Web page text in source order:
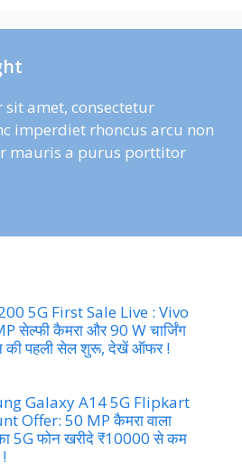
amet, consectetur
imperdiet rhoncus arcu non
mauris a purus porttitor
5G First Sale Live : Vivo
सेल्फी कैमरा और 90 W चार्जिंग
की पहली सेल शुरू, देखें ऑफर !
Galaxy A14 5G Flipkart
Offer: 50 MP कैमरा वाला
5G फोन खरीदे ₹10000 से कम